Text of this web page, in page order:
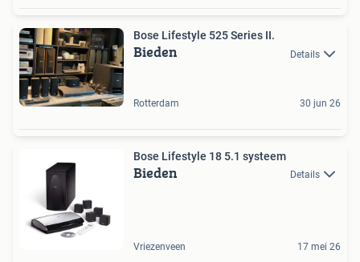
Bose Lifestyle 525 Series II.
Bieden Details
Rotterdam 30 jun 26
Bose Lifestyle 18 5.1 systeem
Bieden Details
Vriezenveen 17 mei 26